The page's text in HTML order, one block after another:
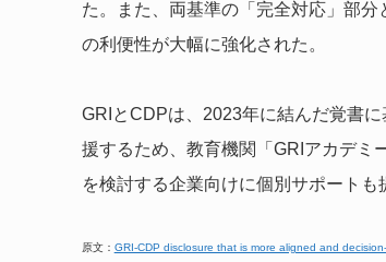
た。また、両基準の「完全対応」部
の利便性が大幅に強化された。
GRIとCDPは、2023年に結んだ覚書
援するため、教育機関「GRIアカデミ
を検討する企業向けに個別サポートも
原文： GRI-CDP disclosure that is more aligned and